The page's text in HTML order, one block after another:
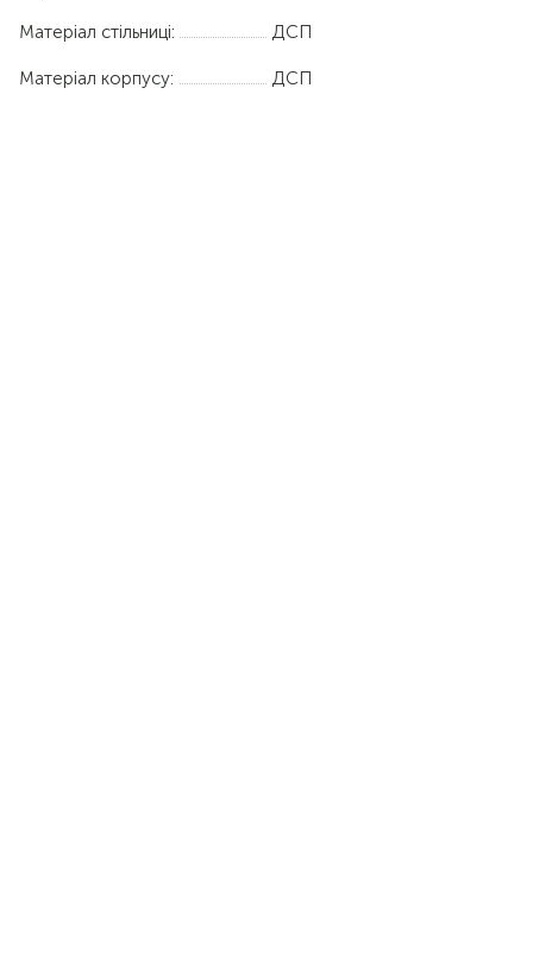
Матеріал стільниці: ДСП
Матеріал корпусу: ДСП